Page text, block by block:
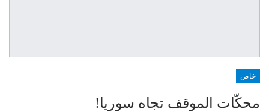
خاص
محكّات الموقف تجاه سوريا!